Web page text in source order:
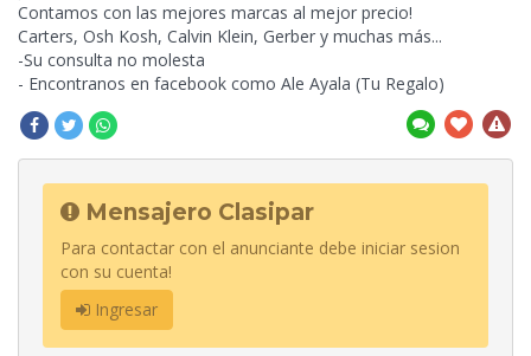
Contamos con las mejores marcas al mejor precio!
Carters, Osh Kosh, Calvin Klein, Gerber y muchas más...
-Su consulta no molesta
- Encontranos en facebook como Ale Ayala (Tu Regalo)
Mensajero Clasipar
Para contactar con el anunciante debe iniciar sesion
con su cuenta!
Ingresar